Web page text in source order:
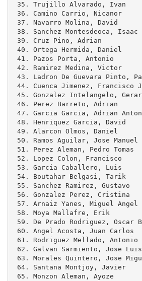
35. Trujillo Alvarado, Ivan
36. Camino Carrio, Nicanor
37. Navarro Molina, David
38. Sanchez Montesdeoca,
39. Cruz Pino, Adrian
40. Ortega Hermida, Daniel
41. Pazos Porta, Antonio
42. Ramirez Medina, Victor
43. Ladron De Guevara Pinto,
44. Cuenca Jimenez,
45. Gonzalez Intelangelo,
46. Perez Barreto, Adrian
47. Garcia Garcia, Adrian
48. Henriquez Garcia, David
49. Alarcon Olmos, Daniel
50. Ramos Aguilar, Jose
51. Perez Aleman, Pedro
52. Lopez Colon, Francisco
53. Garcia Caballero, Luis
54. Boutahar Belgasi, Tarik
55. Sanchez Ramirez,
56. Gonzalez Perez,
57. Arnaiz Yanes, Miguel
58. Moya Mallafre, Erik
59. De Prado Rodriguez,
60. Angel Acosta, Juan
61. Rodriguez Mellado,
62. Galvan Sarmiento, Jose
63. Morales Quintero, Jose
64. Santana Montjoy, Javier
65. Monzon Aleman, Ayoze